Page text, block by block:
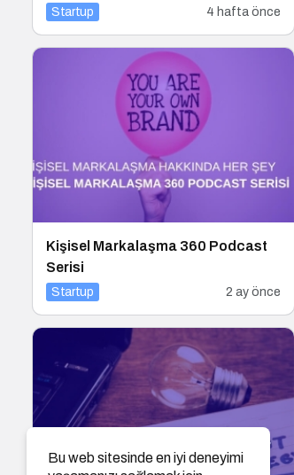
Gerçekleşecek!
Startup 4 hafta önce
Kişisel Markalaşma 360 Podcast
Serisi
Startup 2 ay önce
Bu web sitesinde en iyi deneyimi